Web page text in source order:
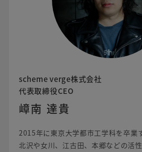
scheme verge株式会社
代表取締役CEO
嶂南 達貴
2015年に東京大学都市工学科を卒業
北沢や女川、江古田、本郷などの活